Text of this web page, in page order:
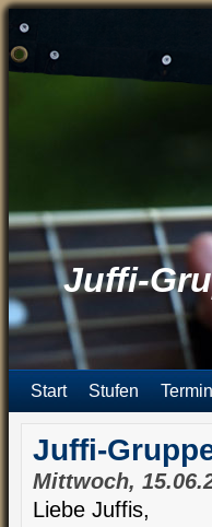
Juffi-
Start Stufen
Juffi-
Mittwoch,
Liebe Juffis,